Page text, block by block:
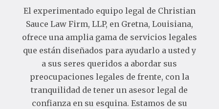
El experimentado equipo legal de Christian
Sauce Law Firm, LLP, en Gretna, Louisiana,
ofrece una amplia gama de servicios legales
que están diseñados para ayudarlo a usted y
a sus seres queridos a abordar sus
preocupaciones legales de frente, con la
tranquilidad de tener un asesor legal de
confianza en su esquina. Estamos de su